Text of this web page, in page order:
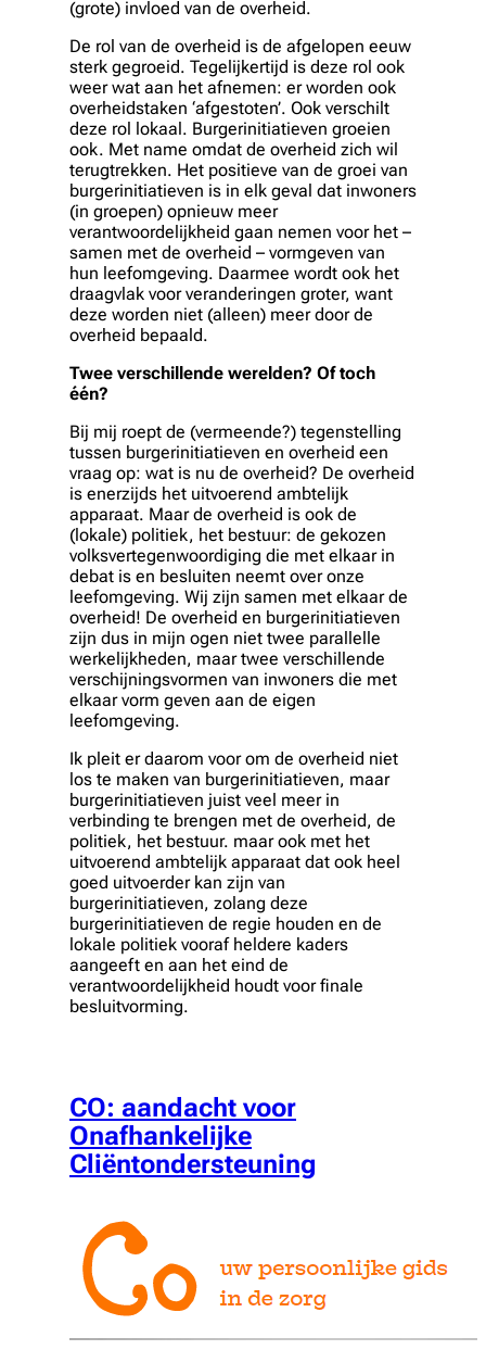
(grote) invloed van de overheid.
De rol van de overheid is de afgelopen eeuw
sterk gegroeid. Tegelijkertijd is deze rol ook
weer wat aan het afnemen: er worden ook
overheidstaken ‘afgestoten’. Ook verschilt
deze rol lokaal. Burgerinitiatieven groeien
ook. Met name omdat de overheid zich wil
terugtrekken. Het positieve van de groei van
burgerinitiatieven is in elk geval dat inwoners
(in groepen) opnieuw meer
verantwoordelijkheid gaan nemen voor het –
samen met de overheid – vormgeven van
hun leefomgeving. Daarmee wordt ook het
draagvlak voor veranderingen groter, want
deze worden niet (alleen) meer door de
overheid bepaald.
Twee verschillende werelden? Of toch
één?
Bij mij roept de (vermeende?) tegenstelling
tussen burgerinitiatieven en overheid een
vraag op: wat is nu de overheid? De overheid
is enerzijds het uitvoerend ambtelijk
apparaat. Maar de overheid is ook de
(lokale) politiek, het bestuur: de gekozen
volksvertegenwoordiging die met elkaar in
debat is en besluiten neemt over onze
leefomgeving. Wij zijn samen met elkaar de
overheid! De overheid en burgerinitiatieven
zijn dus in mijn ogen niet twee parallelle
werkelijkheden, maar twee verschillende
verschijningsvormen van inwoners die met
elkaar vorm geven aan de eigen
leefomgeving.
Ik pleit er daarom voor om de overheid niet
los te maken van burgerinitiatieven, maar
burgerinitiatieven juist veel meer in
verbinding te brengen met de overheid, de
politiek, het bestuur. maar ook met het
uitvoerend ambtelijk apparaat dat ook heel
goed uitvoerder kan zijn van
burgerinitiatieven, zolang deze
burgerinitiatieven de regie houden en de
lokale politiek vooraf heldere kaders
aangeeft en aan het eind de
verantwoordelijkheid houdt voor finale
besluitvorming.
CO: aandacht voor
Onafhankelijke
Cliëntondersteuning